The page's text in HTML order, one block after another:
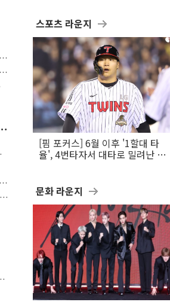
스포츠 라운지
[핌 포커스] 6월 이후 '1할대 타
율', 4번타자서 대타로 밀려난 LG
문화 라운지